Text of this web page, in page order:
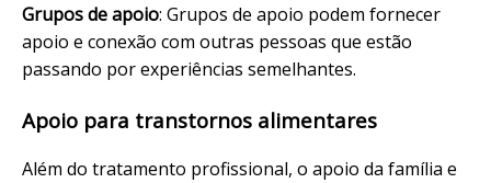
Grupos de apoio: Grupos de apoio podem fornecer
apoio e conexão com outras pessoas que estão
passando por experiências semelhantes.
Apoio para transtornos alimentares
Além do tratamento profissional, o apoio da família e